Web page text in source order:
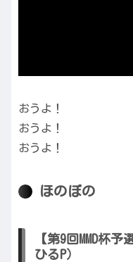
おうよ！
おうよ！
おうよ！
ほのぼの
【第9回MMD杯
ひるP）